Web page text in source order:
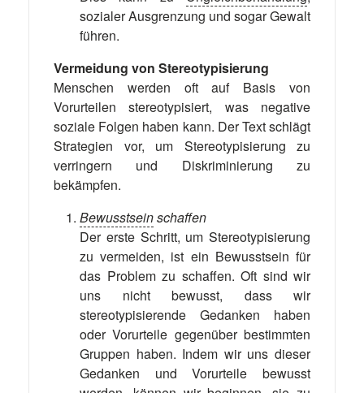
sozialer Ausgrenzung und sogar Gewalt
führen.
Vermeidung von Stereotypisierung
Menschen werden oft auf Basis von
Vorurteilen stereotypisiert, was negative
soziale Folgen haben kann. Der Text schlägt
Strategien vor, um Stereotypisierung zu
verringern und Diskriminierung zu
bekämpfen.
Bewusstseinschaffen
Der erste Schritt, um Stereotypisierung
zu vermeiden, ist ein Bewusstsein für
das Problem zu schaffen. Oft sind wir
uns nicht bewusst, dass wir
stereotypisierende Gedanken haben
oder Vorurteile gegenüber bestimmten
Gruppen haben. Indem wir uns dieser
Gedanken und Vorurteile bewusst